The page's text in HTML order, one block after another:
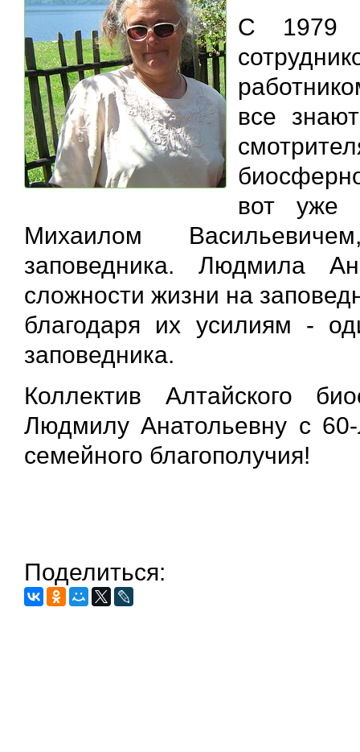
С 1979
все
вот уже
Михаилом
заповедника. Людмила
сложности жизни на
благодаря их усилиям -
заповедника.
Коллектив Алтайского
Людмилу Анатольевну с
семейного благополучия!
Поделиться: